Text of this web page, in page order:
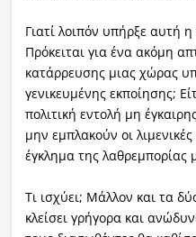
Γιατί λοιπόν υπήρξε αυτή
Πρόκειται για ένα ακόμη
κατάρρευσης μιας χώρας
γενικευμένης εκποίησης;
πολιτική εντολή μη
μην εμπλακούν οι
έγκλημα της λαθρεμπορίας
Τι ισχύει; Μάλλον και τα
κλείσει γρήγορα και